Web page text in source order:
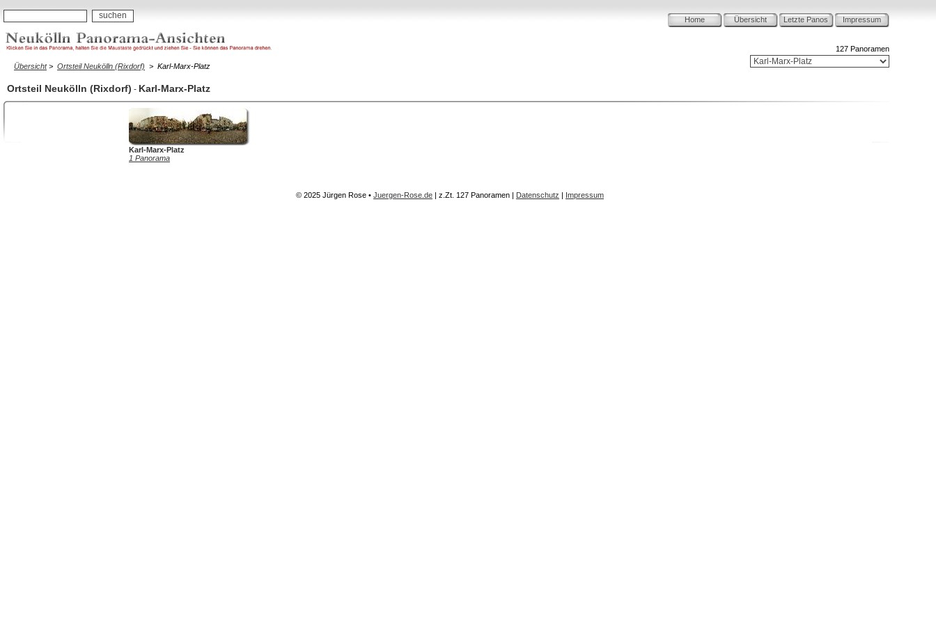
Impressum
Letzte Panos
Übersicht
Home
127 Panoramen
Übersicht> Ortsteil Neukölln (Rixdorf) > Karl-Marx-Platz
Ortsteil Neukölln (Rixdorf) - Karl-Marx-Platz
Karl-Marx-Platz
1 Panorama
© 2025 Jürgen Rose •Juergen-Rose.de | z.Zt. 127 Panoramen | Datenschutz | Impressum